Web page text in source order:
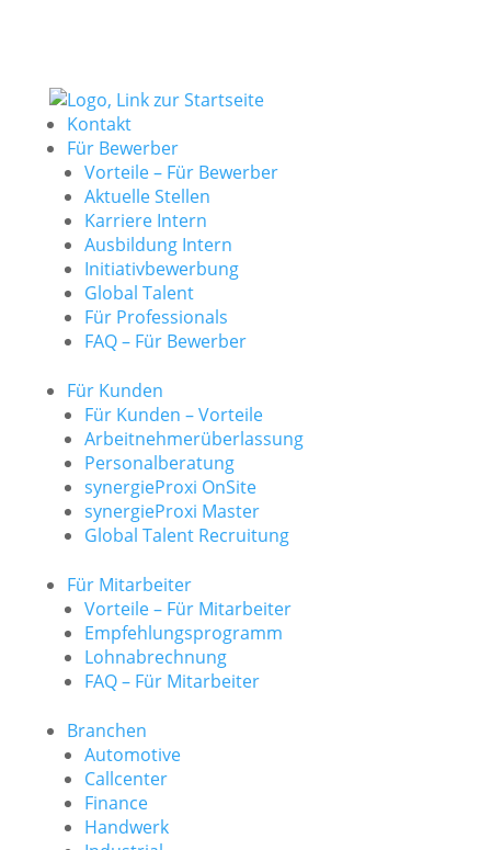
Kontakt
Für Bewerber
Vorteile – Für Bewerber
Aktuelle Stellen
Karriere Intern
Ausbildung Intern
Initiativbewerbung
Global Talent
Für Professionals
FAQ – Für Bewerber
Für Kunden
Für Kunden – Vorteile
Arbeitnehmerüberlassung
Personalberatung
synergieProxi OnSite
synergieProxi Master
Global Talent Recruitung
Für Mitarbeiter
Vorteile – Für Mitarbeiter
Empfehlungsprogramm
Lohnabrechnung
FAQ – Für Mitarbeiter
Branchen
Automotive
Callcenter
Finance
Handwerk